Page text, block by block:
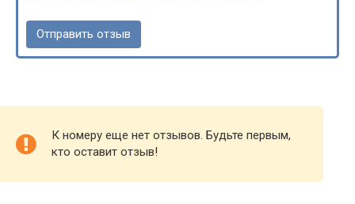
К номеру еще нет отзывов. Будьте первым,
кто оставит отзыв!